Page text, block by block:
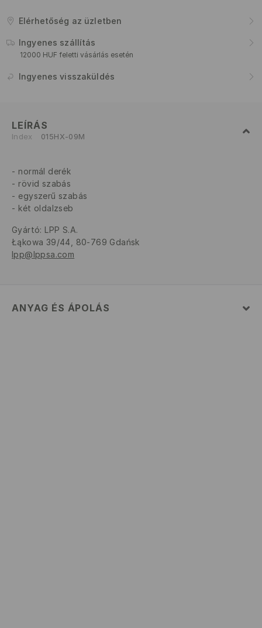
Elérhetőség az üzletben
Ingyenes szállítás
12000 HUF feletti vásárlás esetén
Ingyenes visszaküldés
LEÍRÁS
Index 015HX-09M
normál derék
rövid szabás
egyszerű szabás
két oldalzseb
Gyártó: LPP S.A.
Łąkowa 39/44, 80-769 Gdańsk
lpp@lppsa.com
ANYAG ÉS ÁPOLÁS